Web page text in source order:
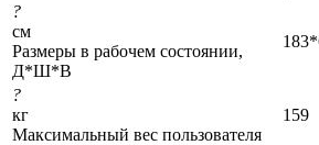
?
см
Размеры в рабочем состоянии,
Д*Ш*В
?
кг
Максимальный вес пользователя
159